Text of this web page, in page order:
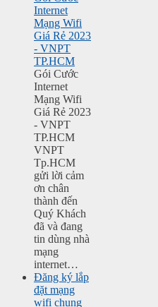
Internet
Mạng Wifi
Giá Rẻ 2023
- VNPT
TP.HCM
Gói Cước
Internet
Mạng Wifi
Giá Rẻ 2023
- VNPT
TP.HCM
VNPT
Tp.HCM
gửi lời cảm
ơn chân
thành đến
Quý Khách
đã và đang
tin dùng nhà
mạng
internet…
Đăng ký lắp
đặt mạng
wifi chung